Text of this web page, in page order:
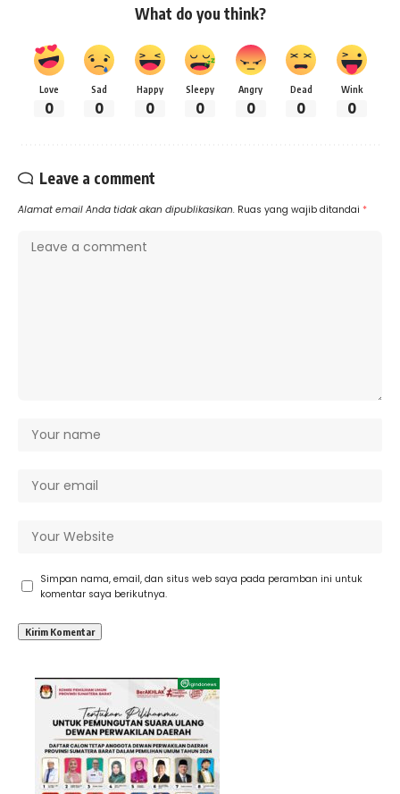
What do you think?
Love
0
Sad
0
Happy
0
Sleepy
0
Angry
0
Dead
0
Wink
0
Leave a comment
Alamat email Anda tidak akan dipublikasikan. Ruas yang wajib ditandai *
Simpan nama, email, dan situs web saya pada peramban ini untuk
komentar saya berikutnya.